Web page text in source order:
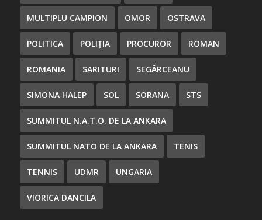
MULTIPLU CAMPION OMOR OSTRAVA
POLITICA POLIȚIA PROCUROR ROMAN
ROMANIA SARITURI SEGĂRCEANU
SIMONA HALEP SOL SORANA STS
SUMMITUL N.A.T.O. DE LA ANKARA
SUMMITUL NATO DE LA ANKARA TENIS
TENNIS UDMR UNGARIA
VIORICA DANCILA